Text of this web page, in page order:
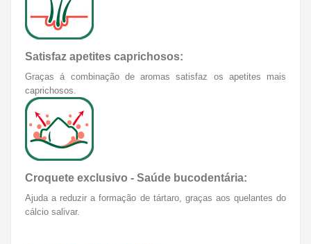
Satisfaz apetites caprichosos:
Graças á combinação de aromas satisfaz os apetites mais
caprichosos.
Croquete exclusivo - Saúde bucodentária:
Ajuda a reduzir a formação de tártaro, graças aos quelantes do
cálcio salivar.